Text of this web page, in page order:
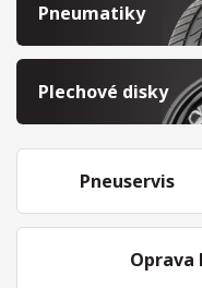
Pneumatiky
Plechové disky
Pneuservis
Oprava